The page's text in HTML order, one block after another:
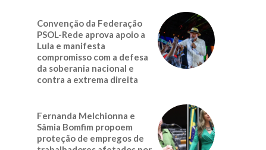
Convenção da Federação
PSOL-Rede aprova apoio a
Lula e manifesta
compromisso com a defesa
da soberania nacional e
contra a extrema direita
Fernanda Melchionna e
Sâmia Bomfim propoem
proteção de empregos de